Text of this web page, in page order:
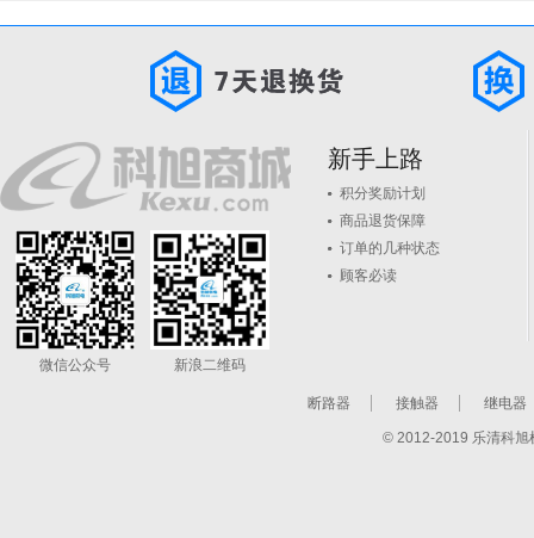
微信公众号 新浪二维码
新手上路
积分奖励计划
商品退货保障
订单的几种状态
顾客必读
断路器 接触器 继电器
© 2012-2019 乐清科旭